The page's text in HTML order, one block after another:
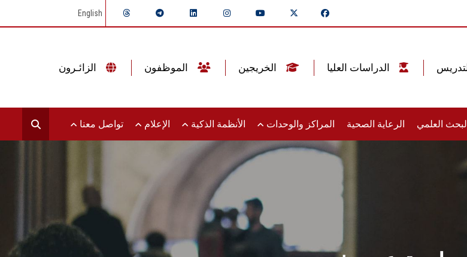
English
العلمي الرعاية الصحية المراكز والوحدات الأنظمة الذكية الإعلام تواصل معنا